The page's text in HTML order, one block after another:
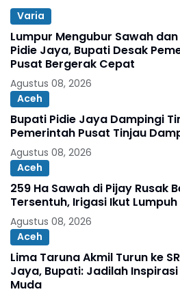
Varia
Lumpur Mengubur Sawah
Pidie Jaya, Bupati Desak
Pusat Bergerak Cepat
Agustus 08, 2026
Aceh
Bupati Pidie Jaya Dampingi
Pemerintah Pusat Tinjau
Agustus 08, 2026
Aceh
259 Ha Sawah di Pijay Rusak
Tersentuh, Irigasi Ikut Lumpuh
Agustus 08, 2026
Aceh
Lima Taruna Akmil Turun ke
Jaya, Bupati: Jadilah
Muda